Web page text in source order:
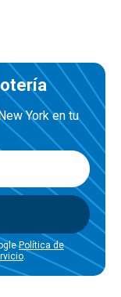
York en tu
Política de